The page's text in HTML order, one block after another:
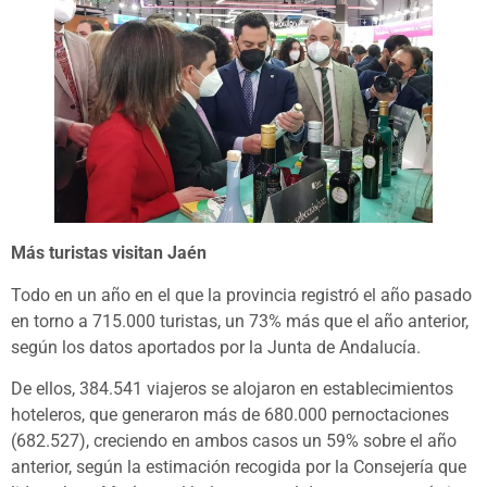
Más turistas visitan Jaén
Todo en un año en el que la provincia registró el año pasado
en torno a 715.000 turistas, un 73% más que el año anterior,
según los datos aportados por la Junta de Andalucía.
De ellos, 384.541 viajeros se alojaron en establecimientos
hoteleros, que generaron más de 680.000 pernoctaciones
(682.527), creciendo en ambos casos un 59% sobre el año
anterior, según la estimación recogida por la Consejería que